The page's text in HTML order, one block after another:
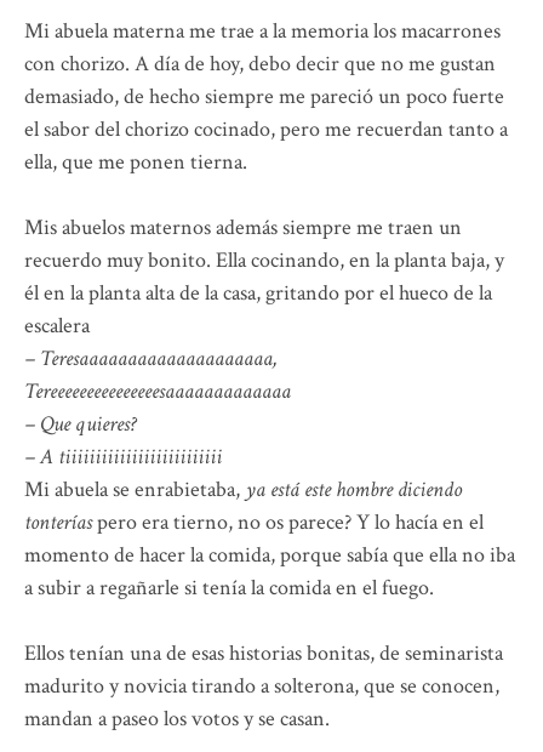
Mi abuela materna me trae a la memoria los macarrones
con chorizo. A día de hoy, debo decir que no me gustan
demasiado, de hecho siempre me pareció un poco fuerte
el sabor del chorizo cocinado, pero me recuerdan tanto a
ella, que me ponen tierna.
Mis abuelos maternos además siempre me traen un
recuerdo muy bonito. Ella cocinando, en la planta baja, y
él en la planta alta de la casa, gritando por el hueco de la
escalera
– Teresaaaaaaaaaaaaaaaaaaaa,
Tereeeeeeeeeeeeeeesaaaaaaaaaaaaa
– Que quieres?
– A tiiiiiiiiiiiiiiiiiiiiiiiiii
Mi abuela se enrabietaba, ya está este hombre diciendo
tonteríaspero era tierno, no os parece? Y lo hacía en el
momento de hacer la comida, porque sabía que ella no iba
a subir a regañarle si tenía la comida en el fuego.
Ellos tenían una de esas historias bonitas, de seminarista
madurito y novicia tirando a solterona, que se conocen,
mandan a paseo los votos y se casan.